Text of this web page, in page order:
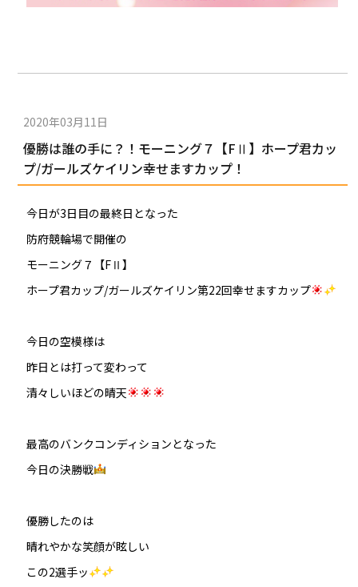
2020年03月11日
優勝は誰の手に？！モーニング７【FⅡ】ホープ君カッ
プ/ガールズケイリン幸せますカップ！
今日が3日目の最終日となった
防府競輪場で開催の
モーニング７【FⅡ】
ホープ君カップ/ガールズケイリン第22回幸せますカップ
今日の空模様は
昨日とは打って変わって
清々しいほどの晴天
最高のバンクコンディションとなった
今日の決勝戦
優勝したのは
晴れやかな笑顔が眩しい
この2選手ッ